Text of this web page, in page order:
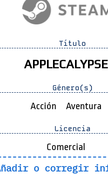
Título
APPLECALYPSE
Género(s)
Acción Aventura
Licencia
Comercial
o corregir